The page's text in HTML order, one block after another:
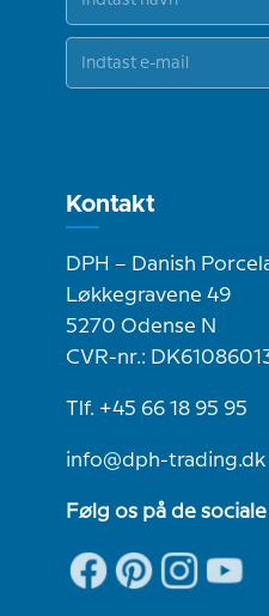
Kontakt
DPH – Danish
Løkkegravene 49
5270 Odense N
CVR-nr.:
Tlf. +45 66 18 95 95
info@dph-trading.dk
Følg os på de